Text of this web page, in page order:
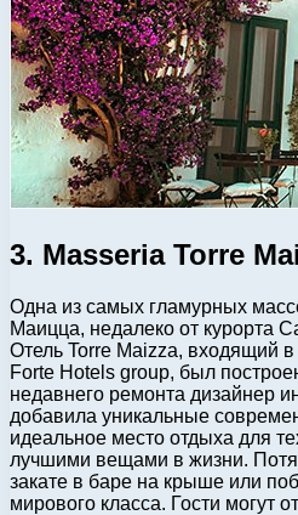
3. Masseria Torre
Одна из самых гламурных
Маицца, недалеко от курорта
Отель Torre Maizza, входящий в
Forte Hotels group, был
недавнего ремонта дизайнер
добавила уникальные
идеальное место отдыха для
лучшими вещами в жизни.
закате в баре на крыше или
мирового класса. Гости могут